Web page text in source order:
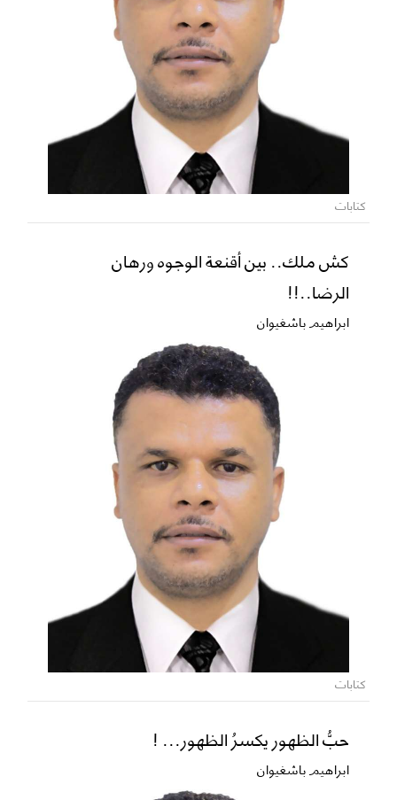
كتابات
كش ملك.. بين أقنعة الوجوه ورهان
الرضا..!!
ابراهيم باشغيوان
كتابات
حبُّ الظهور يكسرُ الظهور... !
ابراهيم باشغيوان